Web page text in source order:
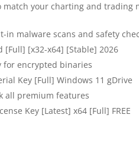
your charting and trading
in malware scans and safety
[Full] [x32-x64] [Stable] 2026
for encrypted binaries
Key [Full] Windows 11 gDrive
all premium features
Key [Latest] x64 [Full] FREE